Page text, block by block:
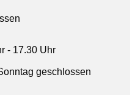
- 17.30 Uhr
geschlossen